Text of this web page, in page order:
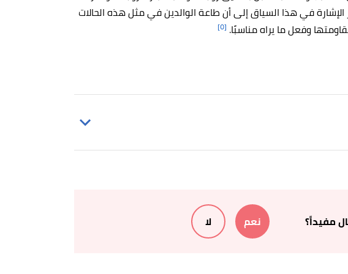
الإشارة في هذا السياق إلى أن طاعة الوالدين في مثل هذه الحالات
وفعل ما يراه مناسبًا. [٥]
. بتصرّف.
مفيداً؟ نعم لا